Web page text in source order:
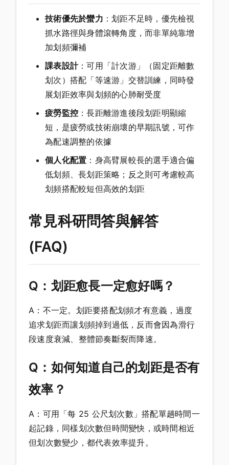
技術優先於蠻力 ：划距不足時，優先檢視
抓水路徑與身體滾轉角度，而非單純靠增
加划頻彌補
課表設計：可用「計次游」（固定距離數
划次）搭配「等速游」交替訓練，同時發
展划距效率與划頻的心肺耐受度
疲勞監控 ：長距離游進後段划距明顯縮
短，是疲勞或技術崩壞的早期訊號，可作
為配速調整的依據
個人化配置 ：身高臂展較長的選手適合偏
低划頻、長划距策略；反之則可考慮較高
划頻搭配較短但高效的划距
常見科研問答與解答
(FAQ)
Q：划距愈長一定愈好嗎？
A：不一定。划距要搭配划頻才有意義，過度
追求划距而讓划頻掉到過低，反而會因為滑行
段速度衰減、整體節奏斷裂而降速。
Q：如何知道自己的划距是否有
效率？
A：可用「每 25 公尺划次數」搭配單趟時間一
起記錄，同樣划次數但時間變快，或時間相近
但划次數變少，都代表效率提升。